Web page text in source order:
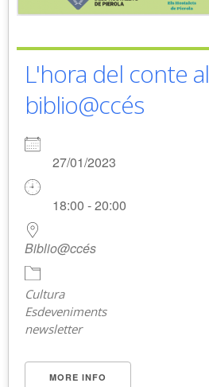
L'hora del conte al
biblio@ccés
27/01/2023
18:00 - 20:00
Biblio@ccés
Cultura
Esdeveniments
newsletter
MORE INFO